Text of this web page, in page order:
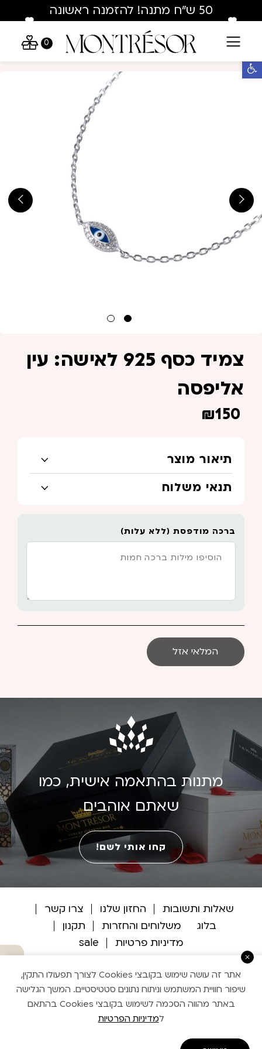
פתח סרגל נגישות
Skip to Content
Contact Us 50 ש"ח מתנה! להזמנה ראשונה
בלבד : hey50
0
צמיד כסף 925 לאישה: עין
אליפסה
₪150
תיאור מוצר
תנאי משלוח
ברכה מודפסת (ללא עלות)
המלאי אזל
מתנות בהתאמה אישית, כמו
שאתם אוהבים
קחו אותי לשם!
שאלות ותשובות החזון שלנו
צרו קשר
בלוג
משלוחים והחזרות
תקנון
מדיניות פרטיות
sale
מוזי עיצוב אתרים
אתר זה עושה שימוש בקובצי Cookies לצורך תפעולו התקין,
שיפור חוויית המשתמש וניתוח נתונים סטטיסטיים. המשך הגלישה
באתר מהווה הסכמה לשימוש בקובצי Cookies בהתאם
למדיניות הפרטיות